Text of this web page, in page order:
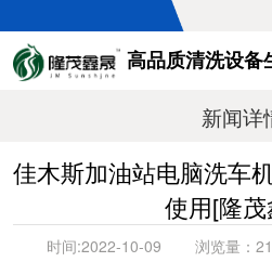
高品质清洗设备
新闻详
佳木斯加油站电脑洗车
使用[隆
时间:2022-10-09 浏览量：